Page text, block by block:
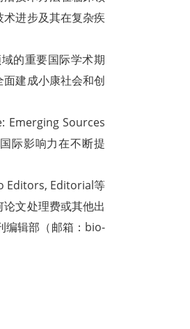
进步及其在复杂疾
的重要国际学术期
建成小康社会和创
Emerging Sources
际影响力在不断提
Editors, Editorial等
文处理费或其他出
编辑部（邮箱：bio-